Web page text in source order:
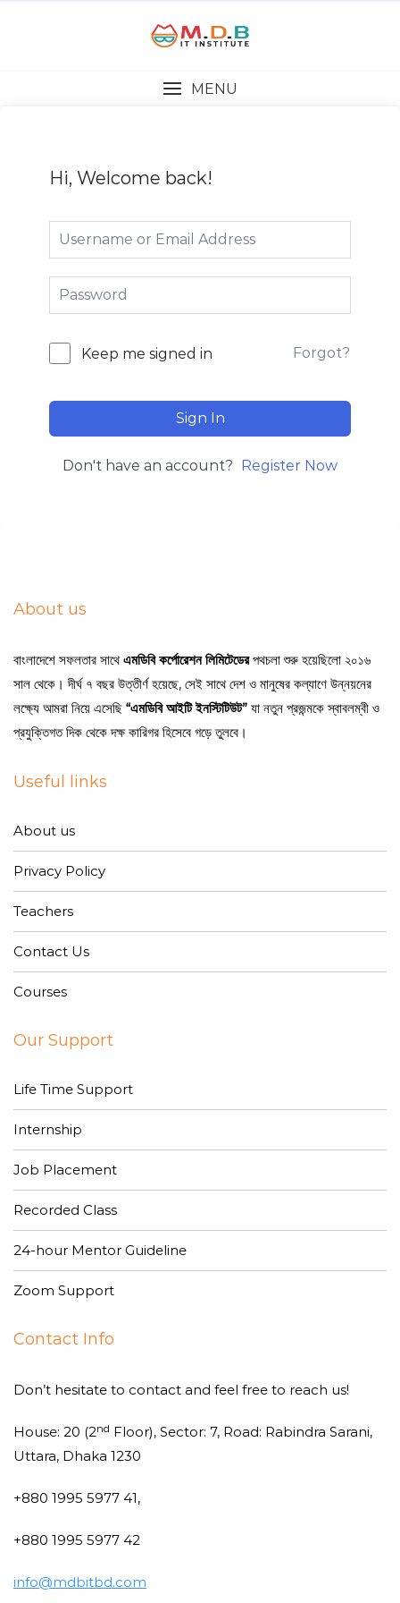
MENU
Hi, Welcome back!
Keep me signed in Forgot?
Sign In
Don't have an account? Register Now
About us
বাংলাদেশে সফলতার সাথেএমডিবি কর্পোরেশন লিমিটেডেরপথচলা শুরু হয়েছিলো ২০১৬
সাল থেকে। দীর্ঘ ৭ বছর উত্তীর্ণ হয়েছে, সেই সাথে দেশ ও মানুষের কল্যাণে উন্নয়নের
লক্ষ্যে আমরা নিয়ে এসেছি “এমডিবি আইটি ইনস্টিটিউট” যা নতুন প্রজন্মকে স্বাবলম্বী ও
প্রযুক্তিগত দিক থেকে দক্ষ কারিগর হিসেবে গড়ে তুলবে।
Useful links
About us
Privacy Policy
Teachers
Contact Us
Courses
Our Support
Life Time Support
Internship
Job Placement
Recorded Class
24-hour Mentor Guideline
Zoom Support
Contact Info
Don’t hesitate to contact and feel free to reach us!
House: 20 (2nd Floor), Sector: 7, Road: Rabindra Sarani,
Uttara, Dhaka 1230
+880 1995 5977 41,
+880 1995 5977 42
info@mdbitbd.com